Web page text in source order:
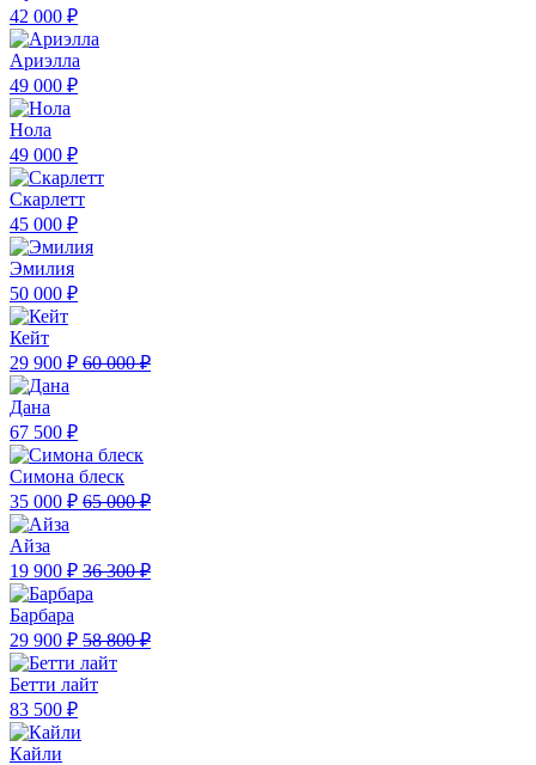
42 000 ₽
Ариэлла
49 000 ₽
Нола
49 000 ₽
Скарлетт
45 000 ₽
Эмилия
50 000 ₽
Кейт
29 900 ₽ 60 000 ₽
Дана
67 500 ₽
Симона блеск
35 000 ₽ 65 000 ₽
Айза
19 900 ₽ 36 300 ₽
Барбара
29 900 ₽ 58 800 ₽
Бетти лайт
83 500 ₽
Кайли